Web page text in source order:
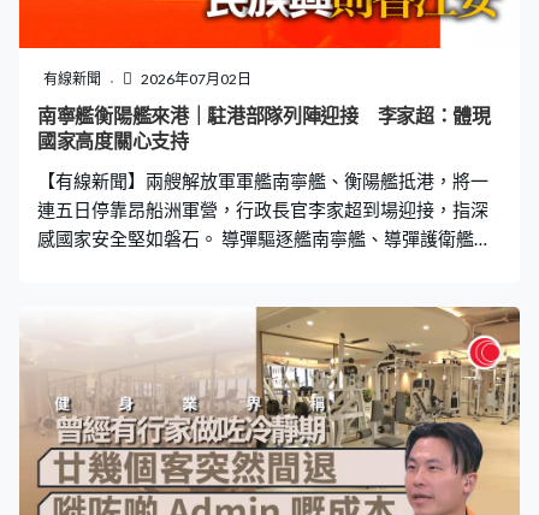
大的祖國，我覺得很自豪。」九龍城區議員利哲宏：「我
本身自己也有教公社科，科目其中一個很重要的板塊是讓
學生認識國家發展，特別是軍事成就，我想是真的可以看
到是一個離開課室的學習機會。」 另一艘抵港的衡陽艦
2008年入列，具有警戒探測以及對岸、對海、對空及反潛
日，其中周六周日會開放予已預約
有線新聞 2026年07月02日
南寧艦衡陽艦來港｜駐港部隊列陣迎接 李家超：體現
國家高度關心支持
【有線新聞】兩艘解放軍軍艦南寧艦、衡陽艦抵港，將一
連五日停靠昂船洲軍營，行政長官李家超到場迎接，指深
感國家安全堅如磐石。 導彈驅逐艦南寧艦、導彈護衛艦衡
役海軍高先生：「每次過來就像見一見老戰友，因為以前
不說朝夕相處，至少以前也共處了很多時候，所以說看見
這軍艦有點感情。」廣州遊客高先生：「雖然說都是軍
艦，但是不同時間、不同地點。去年的時候是國慶，今年
恰好是七一、香港特區政府回歸，所以它賦予我們的意義
也是很不一樣的。」 衡陽艦先抵達昂船洲軍營靠岸，解放
軍駐港部隊奏樂、列陣迎接，艦上軍人揮手回應，南寧艦